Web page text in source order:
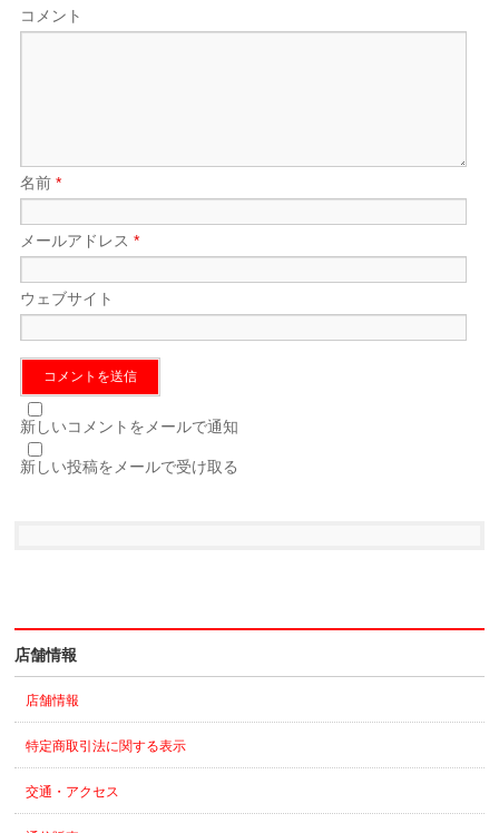
コメント
名前*
メールアドレス*
ウェブサイト
新しいコメントをメールで通知
新しい投稿をメールで受け取る
店舗情報
店舗情報
特定商取引法に関する表示
交通・アクセス